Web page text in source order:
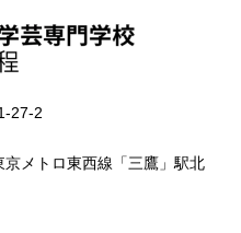
27-2
メトロ東西線「三鷹」駅北